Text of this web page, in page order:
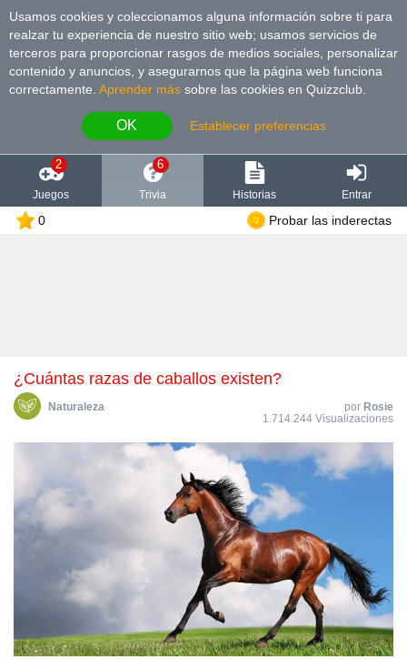
Usamos cookies y coleccionamos alguna información sobre ti para
realzar tu experiencia de nuestro sitio web; usamos servicios de
terceros para proporcionar rasgos de medios sociales, personalizar
contenido y anuncios, y asegurarnos que la página web funciona
correctamente. Aprender más sobre las cookies en Quizzclub.
OK Establecer preferencias
2
Juegos
6
Trivia Historias Entrar
0 Probar las inderectas
¿Cuántas razas de caballos existen?
Naturaleza por Rosie
1.714.244 Visualizaciones